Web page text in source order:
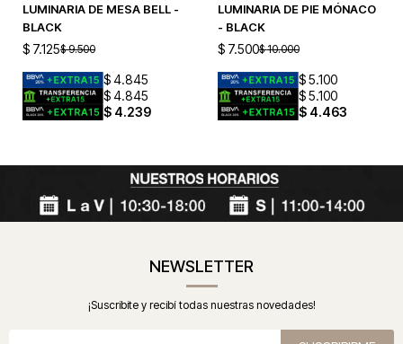
LUMINARIA DE MESA BELL -
BLACK
$ 7.125$ 9.500
$4.845
$4.845
$ 4.239
LUMINARIA DE PIE MÓNACO
- BLACK
$ 7.500$ 10.000
$ 5.100
$ 5.100
$ 4.463
NEWSLETTER
¡Suscribite y recibí todas nuestras novedades!